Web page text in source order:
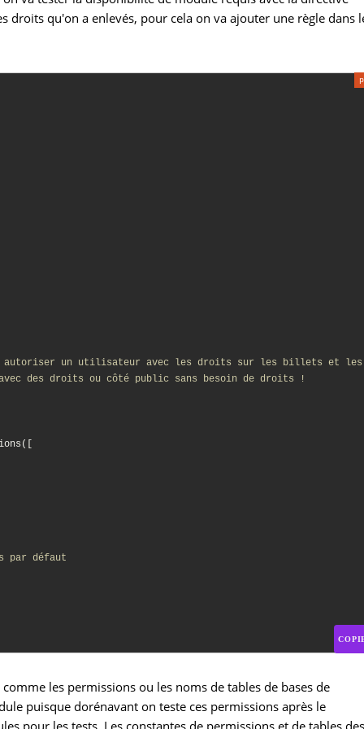
droits qu'on a enlevés, pour cela on va ajouter une règle dans
autoriser un utilisateur avec les droits sur les billets et les
des droits ou côté public sans besoin de droits !
par défaut
les permissions ou les noms de tables de bases de
puisque dorénavant on teste ces permissions après le
pour les tests. Les constantes de permissions et de tables